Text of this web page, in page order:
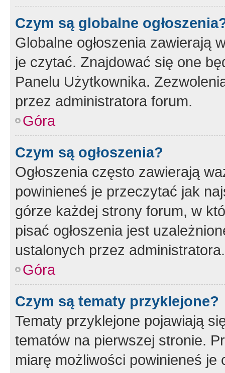
Czym są globalne
Globalne ogłoszenia zawierają
je czytać. Znajdować się one
Panelu Użytkownika.
przez administratora forum.
Góra
Czym są ogłoszenia?
Ogłoszenia często zawierają
powinieneś je przeczytać jak
górze każdej strony forum, w
pisać ogłoszenia jest
ustalonych przez administratora.
Góra
Czym są tematy przyklejone?
Tematy przyklejone pojawiają
tematów na pierwszej stronie.
miarę możliwości powinieneś je